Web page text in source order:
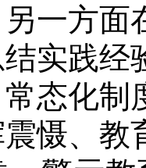
一方面
实践经
态化制
慑、教